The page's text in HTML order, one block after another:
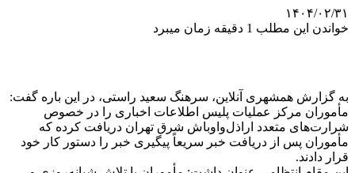
۱۴۰۴/۰۲/۳۱
خواندن این مطلب 1 دقیقه زمان میبرد
به گزارش همشهری آنلاین، سرهنگ سعید راستی، در این باره گفت:
مأموران مرکز عملیات پلیس اطلاعات اخباری را در خصوص
شرارت‌های متعدد اراذل‌واوباش شرق تهران دریافت کرده که
مأموران پس از دریافت خبر سریعاً پیگیری خبر را دستور کار خود
قرار دادند.